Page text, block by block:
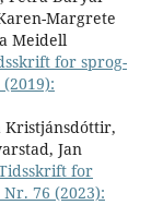
Margrete
Meidell
for sprog-
Kristjánsdóttir,
Jan
for
76 (2023):